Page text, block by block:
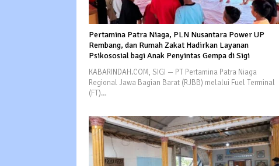
Pertamina Patra Niaga, PLN Nusantara Power UP
Rembang, dan Rumah Zakat Hadirkan Layanan
Psikososial bagi Anak Penyintas Gempa di Sigi
KABARINDAH.COM, SIGI — PT Pertamina Patra Niaga
Regional Jawa Bagian Barat (RJBB) melalui Fuel Terminal
(FT)…